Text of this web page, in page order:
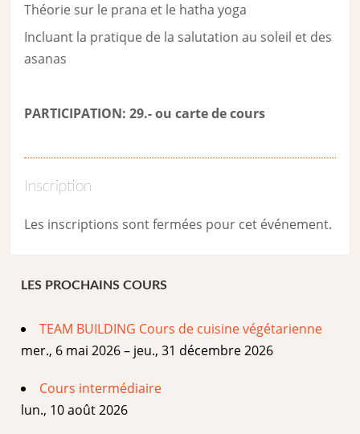
Théorie sur le prana et le hatha yoga
Incluant la pratique de la salutation au soleil et des
asanas
PARTICIPATION: 29.- ou carte de cours
Inscription
Les inscriptions sont fermées pour cet événement.
LES PROCHAINS COURS
TEAM BUILDING Cours de cuisine végétarienne
mer., 6 mai 2026 – jeu., 31 décembre 2026
Cours intermédiaire
lun., 10 août 2026